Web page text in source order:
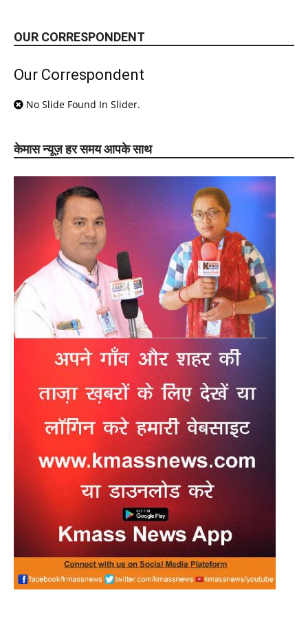
OUR CORRESPONDENT
Our Correspondent
No Slide Found In Slider.
केमास न्यूज़ हर समय आपके साथ